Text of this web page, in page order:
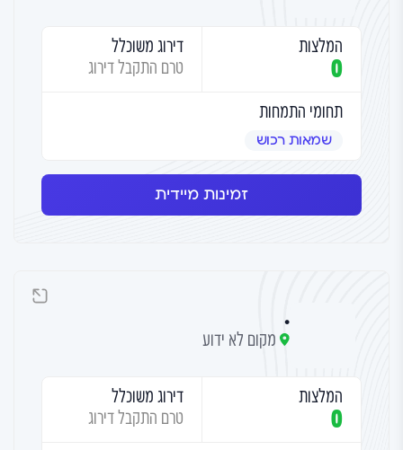
המלצות
0
דירוג משוכלל
טרם התקבל דירוג
תחומי התמחות
שמאות רכוש
זמינות מיידית
.
מקום לא ידוע
המלצות
0
דירוג משוכלל
טרם התקבל דירוג